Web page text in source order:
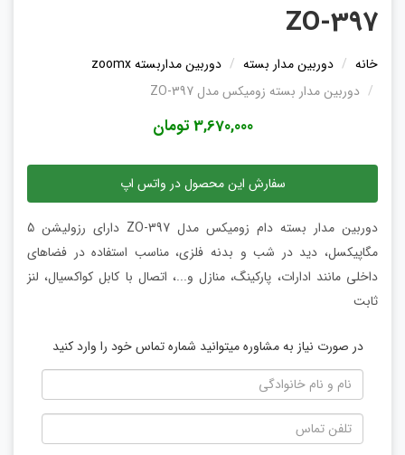
ZO-397
خانه دوربین مدار بسته
دوربین مداربسته zoomx
دوربین مدار بسته زومیکس مدل ZO-397
3,670,000 تومان
سفارش این محصول در واتس اپ
دوربین مدار بسته دام زومیکس مدل ZO-397 دارای رزولیشن 5
مگاپیکسل، دید در شب و بدنه فلزی، مناسب استفاده در فضاهای
داخلی مانند ادارات، پارکینگ، منازل و...، اتصال با کابل کواکسیال، لنز
ثابت
در صورت نیاز به مشاوره میتوانید شماره تماس خود را وارد کنید